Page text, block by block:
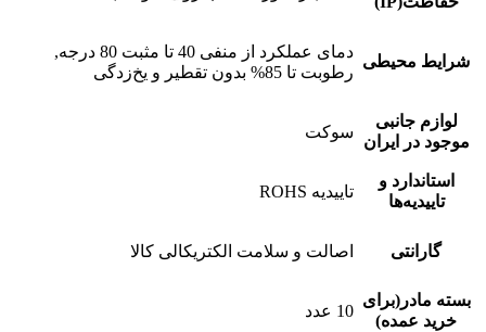
شرایط محیطی
دمای عملکرد از منفی 40 تا مثبت 80 درجه,
رطوبت تا 85% بدون تقطیر و یخ‌زدگی
لوازم جانبی
موجود در ایران
سوکت
استاندارد و
تاییدیه‌ها
تاییدیه ROHS
گارانتی اصالت و سلامت الکتریکالی کالا
بسته مادر(برای
خرید عمده)
10 عدد